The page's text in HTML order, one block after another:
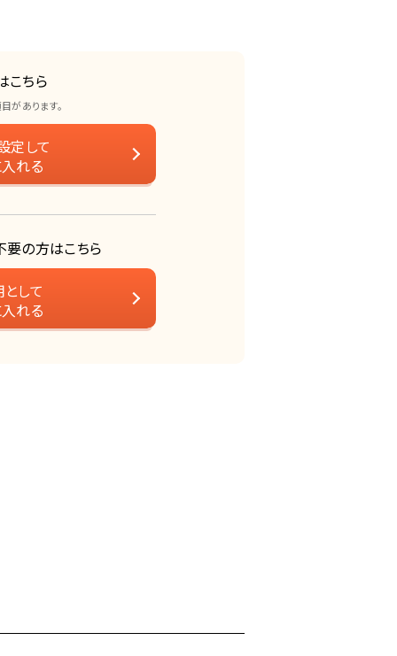
こちら
があります。
定して
れる
要の方はこちら
して
れる